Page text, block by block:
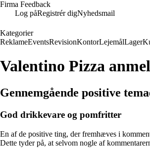
Firma Feedback
Log påRegistrér digNyhedsmail
Kategorier
ReklameEventsRevisionKontorLejemålLager
Valentino Pizza
Gennemgående positive
God drikkevare og pomfritter
En af de positive ting, der fremhæves i
Dette tyder på, at selvom nogle af